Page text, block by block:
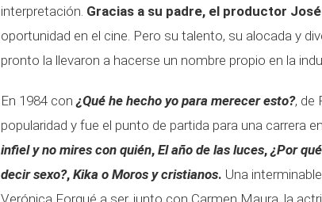
interpretación. Gracias a su padre, el productor
oportunidad en el cine. Pero su talento, su alocada y
pronto la llevaron a hacerse un nombre propio en la
En 1984 con ¿Qué he hecho yo para merecer esto?, de
popularidad y fue el punto de partida para una carrera
infiel y no mires con quién, El año de las luces, ¿Por
decir sexo?, Kika o Moros y cristianos. Una
Verónica Forqué a ser, junto con Carmen Maura, la